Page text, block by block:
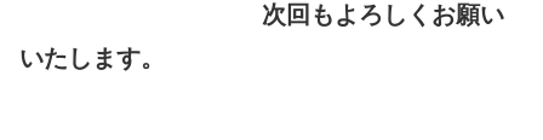
次回もよろしくお願い
いたします。